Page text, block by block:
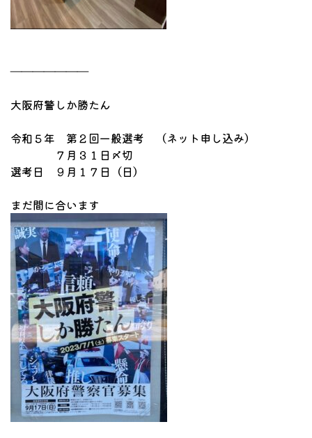
―――――――
大阪府警しか勝たん
令和５年 第２回一般選考 （ネット申し込み）
７月３１日〆切
選考日 ９月１７日（日）
まだ間に合います